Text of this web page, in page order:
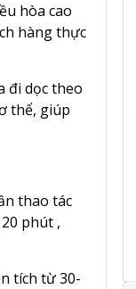
hòa cao
hàng thực
đi dọc theo
thể, giúp
thao tác
phút ,
tích từ 30-